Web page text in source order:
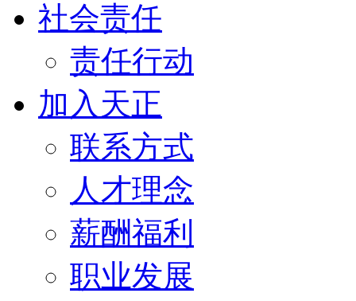
社会责任
责任行动
加入天正
联系方式
人才理念
薪酬福利
职业发展